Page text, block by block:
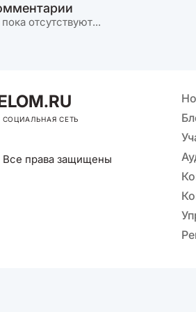
пока отсутствуют...
СОЦИАЛЬНАЯ СЕТЬ
права защищены